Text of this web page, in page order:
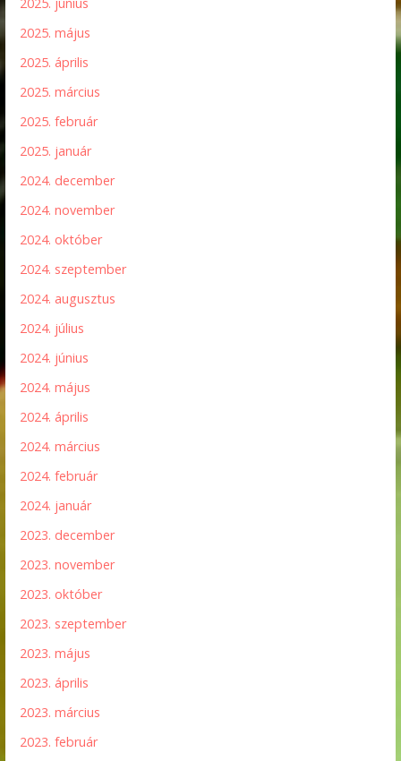
2025. május
2025. április
2025. március
2025. február
2025. január
2024. december
2024. november
2024. október
2024. szeptember
2024. augusztus
2024. július
2024. június
2024. május
2024. április
2024. március
2024. február
2024. január
2023. december
2023. november
2023. október
2023. szeptember
2023. május
2023. április
2023. március
2023. február